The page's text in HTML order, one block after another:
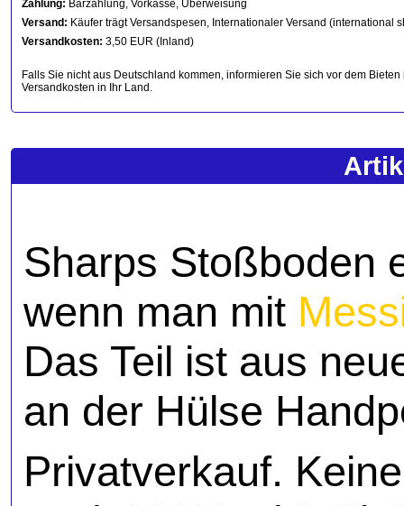
Zahlung: Barzahlung, Vorkasse, Überweisung
Versand: Käufer trägt Versandspesen, Internationaler Versand (international
Versandkosten: 3,50 EUR (Inland)
Falls Sie nicht aus Deutschland kommen, informieren Sie sich vor dem
Versandkosten in Ihr Land.
Sharps Stoßboden
wenn man mit
Das Teil ist aus
an der Hülse
Privatverkauf.